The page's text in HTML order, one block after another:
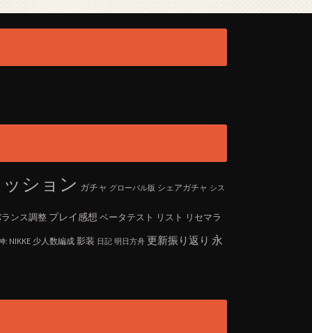
ション ガチャ グローバル版 シェアガチャ シス
ンス調整 プレイ感想 ベータテスト リスト リセマラ
: NIKKE 少人数編成 影装 日記 明日方舟 更新振り返り 永